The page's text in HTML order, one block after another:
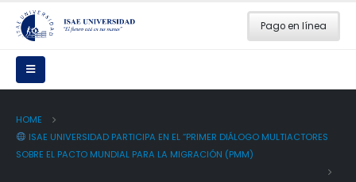
Pago en línea
HOME
ISAE UNIVERSIDAD PARTICIPA EN EL “PRIMER DIÁLOGO MULTIACTORES
SOBRE EL PACTO MUNDIAL PARA LA MIGRACIÓN (PMM)